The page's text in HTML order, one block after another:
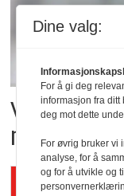
Vil vokse
med Dr
Siste artikler
Dine valg:
For å gi deg
informasjon fra ditt
deg mot dette
For øvrig bruker vi
analyse, for å
og for å utvikle og